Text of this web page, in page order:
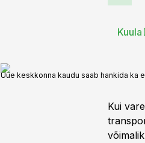
Kuula
Uue keskkonna kaudu saab hankida ka
Kui